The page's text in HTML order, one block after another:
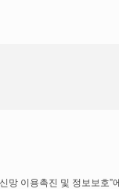
망 이용촉진 및 정보보호